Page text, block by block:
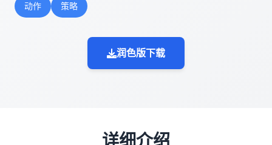
动作 策略
润色版下载
详细介绍